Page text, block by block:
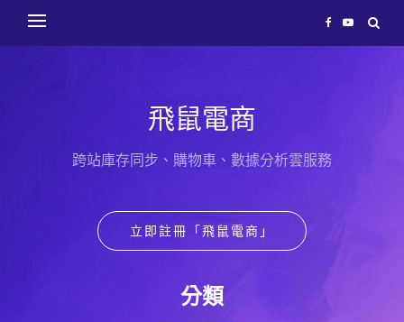
飛鼠電商
跨站庫存同步、購物車、數據分析雲服務
立即註冊「飛鼠電商」
分類